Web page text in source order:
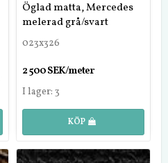
Öglad matta, Mercedes
melerad grå/svart
023x326
2 500 SEK/meter
I lager: 3
KÖP